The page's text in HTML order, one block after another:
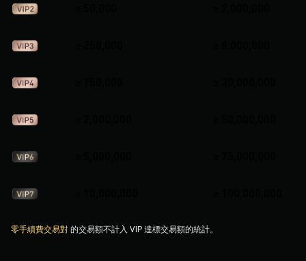
零手續費交易對 的交易額不計入 VIP 達標交易額的統計。